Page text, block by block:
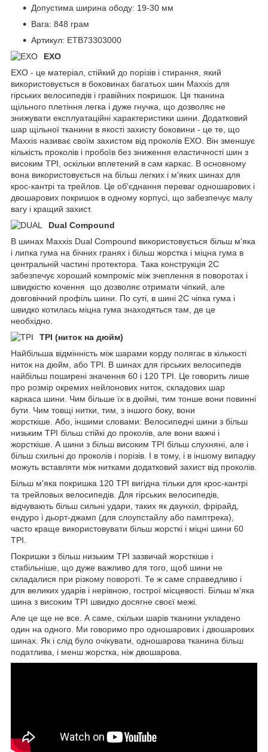
Допустима ширина ободу: 19-30 мм
Вага: 848 грам
Артикул: ETB73303000
EXO
EXO - це матеріал, стійкий до порізів і стирання, який
використовується в боковинах багатьох шин Maxxis для
гірських велосипедів і гравійних покришок. Ця тканина
щільного плетіння легка і дуже гнучка, що дозволяє не
знижувати експлуатаційні характеристики шини. Додатковий
шар щільної тканини в якості захисту боковини - це те, що
Maxxis називає своїм захистом від проколів EXO. Він зменшує
кількість проколів і пробоїв без зниження еластичності шин з
високим TPI, оскільки вплетений в сам каркас. В основному
вона використовується на більш легких і м'яких шинах для
крос-кантрі та трейлов. Це об'єднання переваг одношарових і
двошарових покришок в одному корпусі, що забезпечує малу
вагу і кращий захист.
Dual Compound
В шинах Maxxis Dual Compound використовується більш м'яка
і липка гума на бічних гранях і більш жорстка і міцна гума в
центральній частині протектора. Така конструкція 2C
забезпечує хороший компроміс між зчеплення в поворотах і
швидкістю кочення, що дозволяє отримати чіпкий, але
довговічний профіль шини. По суті, в шині 2C чіпка гума і
швидко котилась міцна гума знаходяться там, де це
необхідно.
TPI (ниток на дюйм)
Найбільша відмінність між шарами корду полягає в кількості
ниток на дюйм, або TPI. В шинах для гірських велосипедів
найбільш поширені значення 60 і 120 TPI. Це говорить лише
про розмір окремих нейлонових ниток, складових шар
каркаса шини. Чим більше їх в дюймі, тим тонше вони повинні
бути. Чим товщі нитки, тим, з іншого боку, вони
жорсткіше. Або, іншими словами: Велосипедні шини з більш
низьким TPI більш стійкі до проколів, але вони важчі і
жорсткіше. А шини з більш високим TPI більш слухняні, але і
більш схильні до проколів і порізів. І в тому, і в іншому випадку
можуть вставляти між нитками додатковий захист від проколів.
Більш м'яка покришка 120 TPI вигідна тільки для крос-кантрі
та трейловых велосипедів. Для гірських велосипедів,
відчувають більш сильні удари, таких як даунхіл, фрірайд,
ендуро і дьорт-джамп (для слоупстайлу або памптрека),
часто краще використовувати більш жорсткі і міцні шини 60
TPI.
Покришки з більш низьким TPI зазвичай жорсткіше і
стабільніше, що дуже важливо для того, щоб шини не
складалися при різкому повороті. Те ж саме справедливо і
для великих ударів і нерівною, гострої місцевості. Більш м'яка
шина з високим TPI швидко досягне своєї межі.
Але це ще не все. А саме, скільки шарів тканини укладено
один на одного. Ми говоримо про одношарових і двошарових
шинах. Як і слід було очікувати, одношарова тканина більш
податлива, і менш жорстка, ніж двошарова.